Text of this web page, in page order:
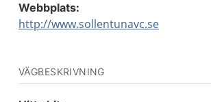
Webbplats:
http://www.sollentunavc.se
VÄGBESKRIVNING